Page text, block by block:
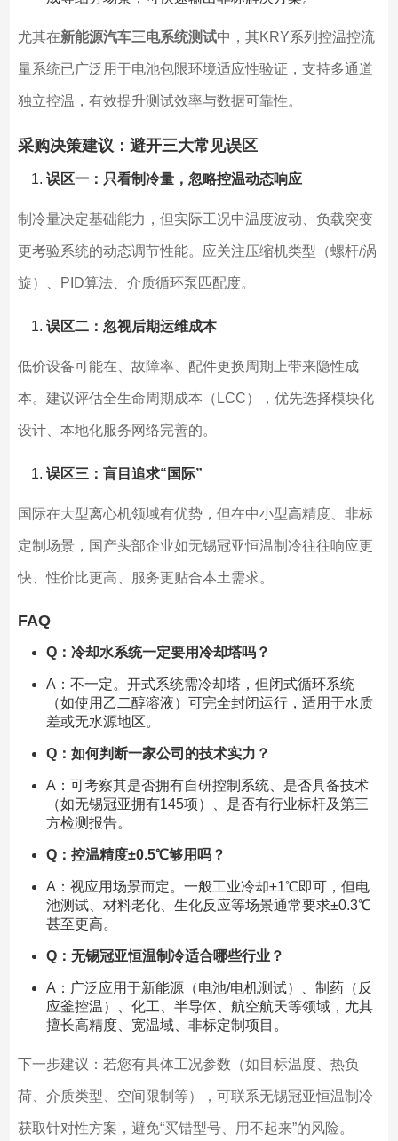
尤其在新能源汽车三电系统测试中，其KRY系列控温控流
量系统已广泛用于电池包限环境适应性验证，支持多通道
独立控温，有效提升测试效率与数据可靠性。
采购决策建议：避开三大常见误区
误区一：只看制冷量，忽略控温动态响应
制冷量决定基础能力，但实际工况中温度波动、负载突变
更考验系统的动态调节性能。应关注压缩机类型（螺杆/涡
旋）、PID算法、介质循环泵匹配度。
误区二：忽视后期运维成本
低价设备可能在、故障率、配件更换周期上带来隐性成
本。建议评估全生命周期成本（LCC），优先选择模块化
设计、本地化服务网络完善的。
误区三：盲目追求“国际”
国际在大型离心机领域有优势，但在中小型高精度、非标
定制场景，国产头部企业如无锡冠亚恒温制冷往往响应更
快、性价比更高、服务更贴合本土需求。
FAQ
Q：冷却水系统一定要用冷却塔吗？
A：不一定。开式系统需冷却塔，但闭式循环系统
（如使用乙二醇溶液）可完全封闭运行，适用于水质
差或无水源地区。
Q：如何判断一家公司的技术实力？
A：可考察其是否拥有自研控制系统、是否具备技术
（如无锡冠亚拥有145项）、是否有行业标杆及第三
方检测报告。
Q：控温精度±0.5℃够用吗？
A：视应用场景而定。一般工业冷却±1℃即可，但电
池测试、材料老化、生化反应等场景通常要求±0.3℃
甚至更高。
Q：无锡冠亚恒温制冷适合哪些行业？
A：广泛应用于新能源（电池/电机测试）、制药（反
应釜控温）、化工、半导体、航空航天等领域，尤其
擅长高精度、宽温域、非标定制项目。
下一步建议：若您有具体工况参数（如目标温度、热负
荷、介质类型、空间限制等），可联系无锡冠亚恒温制冷
获取针对性方案，避免“买错型号、用不起来”的风险。